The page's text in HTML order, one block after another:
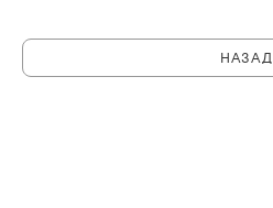
НАЗАД